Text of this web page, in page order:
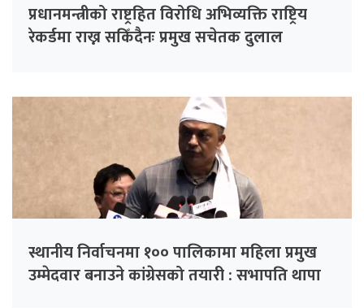
प्रधानमन्त्रीको राष्ट्रहित विरोधि अभिव्यक्ति राष्ट्रिय
रेकर्डमा राख्न सकिँदैनः प्रमुख सचेतक दुलाल
स्थानीय निर्वाचनमा १०० पालिकामा महिला प्रमुख
उम्मेदवार बनाउने कांग्रेसको तयारी : सभापति थापा